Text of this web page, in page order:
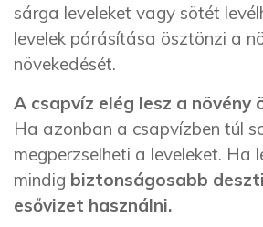
sárga leveleket vagy sötét
levelek párásítása ösztönzi a
növekedését.
A csapvíz elég lesz a növény
Ha azonban a csapvízben túl
megperzselheti a leveleket. Ha
mindig biztonságosabb
esővizet használni.